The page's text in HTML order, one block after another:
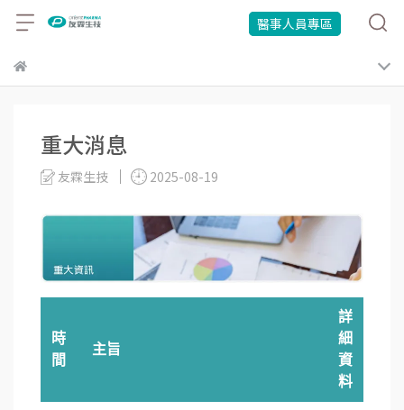
醫事人員專區
重大消息
友霖生技 2025-08-19
時
間
主旨
詳
細
資
料